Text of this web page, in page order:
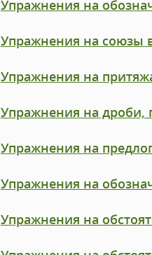
Упражнения на
Упражнения на союзы
Упражнения на
Упражнения на дроби,
Упражнения на
Упражнения на
Упражнения на